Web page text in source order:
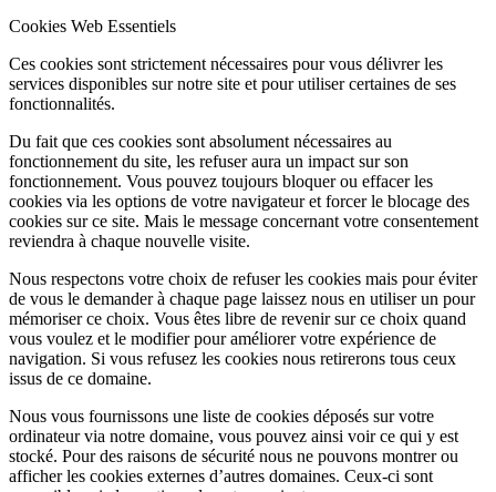
Cookies Web Essentiels
Ces cookies sont strictement nécessaires pour vous délivrer les
services disponibles sur notre site et pour utiliser certaines de ses
fonctionnalités.
Du fait que ces cookies sont absolument nécessaires au
fonctionnement du site, les refuser aura un impact sur son
fonctionnement. Vous pouvez toujours bloquer ou effacer les
cookies via les options de votre navigateur et forcer le blocage des
cookies sur ce site. Mais le message concernant votre consentement
reviendra à chaque nouvelle visite.
Nous respectons votre choix de refuser les cookies mais pour éviter
de vous le demander à chaque page laissez nous en utiliser un pour
mémoriser ce choix. Vous êtes libre de revenir sur ce choix quand
vous voulez et le modifier pour améliorer votre expérience de
navigation. Si vous refusez les cookies nous retirerons tous ceux
issus de ce domaine.
Nous vous fournissons une liste de cookies déposés sur votre
ordinateur via notre domaine, vous pouvez ainsi voir ce qui y est
stocké. Pour des raisons de sécurité nous ne pouvons montrer ou
afficher les cookies externes d’autres domaines. Ceux-ci sont